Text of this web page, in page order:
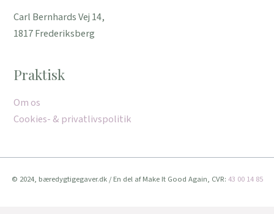
Carl Bernhards Vej 14,
1817 Frederiksberg
Praktisk
Om os
Cookies- & privatlivspolitik
© 2024, bæredygtigegaver.dk / En del af Make It Good Again, CVR: 43 00 14 85